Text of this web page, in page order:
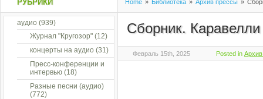
Home » Библиотека » Архив прессы »
Сборник.
Февраль 15th, 2025 Posted in
РУБРИКИ
аудио (939)
Журнал "Кругозор" (12)
концерты на аудио (31)
Пресс-конференции и
интервью (18)
Разные песни (аудио)
(772)